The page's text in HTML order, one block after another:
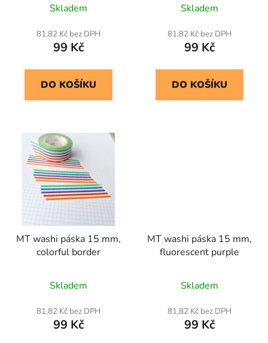
Skladem
81,82 Kč bez DPH
99 Kč
DO KOŠÍKU
Skladem
81,82 Kč bez DPH
99 Kč
DO KOŠÍKU
MT washi páska 15 mm,
colorful border
Skladem
81,82 Kč bez DPH
99 Kč
MT washi páska 15 mm,
fluorescent purple
Skladem
81,82 Kč bez DPH
99 Kč